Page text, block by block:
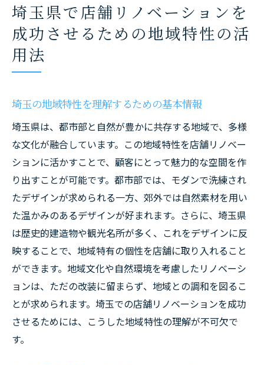
顧客ニーズに基づく地域特性の活用方法
成功事例に学ぶ地域特性の具体的応用法
コスト削減を実現する店舗リノベーションのデ
ザイン戦略
簡易施工でリノベーションコストを下げる
ヒント
素材選びとデザインの工夫でコスト削減
長期的視点で見る維持管理コストの削減策
デザインと機能の両立でコスト効率を高め
る
埼玉県の文化を取り入れた店舗リノベーション
事例
地元アーティストとのコラボレーション事
例
埼玉の伝統技術を活かしたインテリアデザ
埼玉県で店舗リノベーションを
成功させるための地域特性の活
用法
埼玉の地域特性を理解するための基本情報
埼玉県は、都市部と自然が豊かに共存する地域で、多様
な文化が融合しています。この地域特性を店舗リノベー
ションに活かすことで、顧客にとって魅力的な空間を作
り出すことが可能です。都市部では、モダンで洗練され
たデザインが求められる一方、郊外では自然素材を用い
た温かみのあるデザインが好まれます。さらに、埼玉県
は歴史的建造物や観光名所が多く、これをデザインに反
映することで、地域特有の個性を店舗に取り入れること
ができます。地域文化や自然環境を考慮したリノベーシ
ョンは、ただの改装に留まらず、地域との調和を図るこ
とが求められます。埼玉での店舗リノベーションを成功
させるためには、こうした地域特性の理解が不可欠で
す。